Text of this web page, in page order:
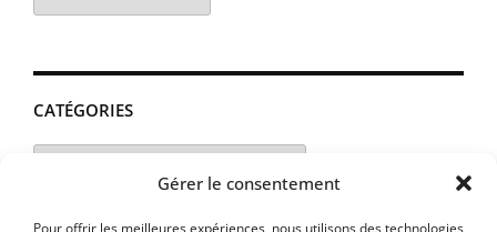
Gérer le consentement
Pour offrir les meilleures expériences, nous utilisons des technologies
CATÉGORIES
Catégories